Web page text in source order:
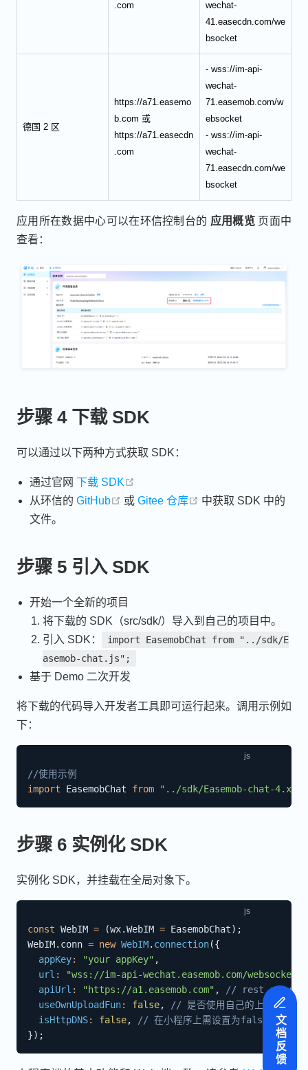
.com
wechat-
41.easecdn.com/we
bsocket
德国 2 区
https://a71.easemo
b.com 或
https://a71.easecdn
.com
- wss://im-api-
wechat-
71.easemob.com/w
ebsocket
- wss://im-api-
wechat-
71.easecdn.com/we
bsocket
应用所在数据中心可以在环信控制台的 应用概览 页面中
查看：
步骤 4 下载 SDK
可以通过以下两种方式获取 SDK：
通过官网下载 SDK
从环信的GitHub open in new window
或Gitee 仓库 open in new window
中获取 SDK 中的
文件。
步骤 5 引入 SDK
开始一个全新的项目
将下载的 SDK（src/sdk/）导入到自己的项目中。
引入 SDK：
import EasemobChat from "../sdk/E
asemob-chat.js";
基于 Demo 二次开发
将下载的代码导入开发者工具即可运行起来。调用示例如
下：
//使用示例
import EasemobChat from "../sdk/Easemob-chat-
步骤 6 实例化 SDK
实例化 SDK，并挂载在全局对象下。
const WebIM = (wx.WebIM = EasemobChat) ;
WebIM. conn = new WebIM. connection({
appKey: "your appKey" ,
url : "wss://im-api-wechat.easemob.com/websocket"
apiUrl : "https://a1.easemob.com" ,
// rest server
useOwnUploadFun: false,
// 是否使用自己的上传方式（
isHttpDNS: false,
// 在小程序上需设置为false
}) ; 文档反馈